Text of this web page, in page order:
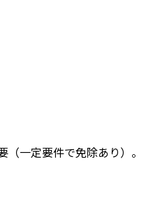
一定要件で免除あり）。